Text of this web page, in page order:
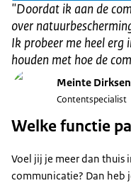
"Doordat ik aan de
over
Ik probeer me heel erg
houden met hoe de
Meinte Dirksen
Contentspecialist
Welke functie
Voel jij je meer dan thuis
communicatie? Dan heb